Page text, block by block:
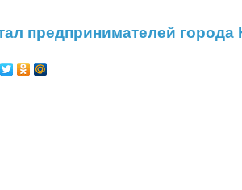
предпринимателей